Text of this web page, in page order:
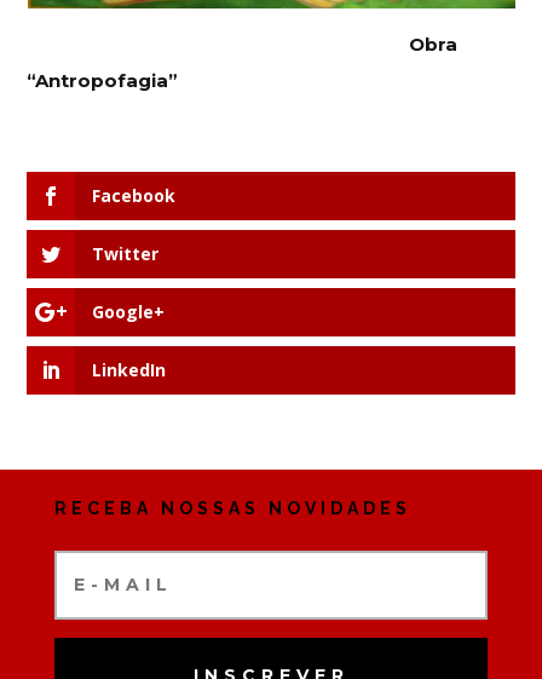
Obra
“Antropofagia”
Facebook
Twitter
Google+
LinkedIn
RECEBA NOSSAS NOVIDADES